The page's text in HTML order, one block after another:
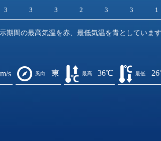
3 3 3 2 3 3 1
期間の最高気温を赤、最低気温を青としています
s 風向 東 最高 36℃ 最低